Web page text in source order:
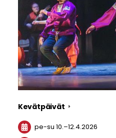
Kevätpäivät
pe-su 10.–12.4.2026